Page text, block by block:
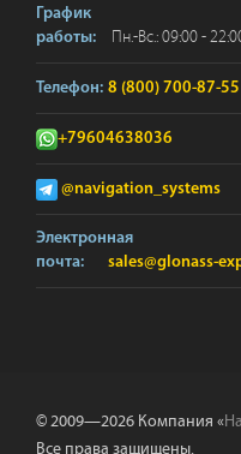
График
работы:
Пн.-Вс.: 09:00 -
Телефон: 8 (800) 700-87-55
+79604638036
@navigation_systems
Электронная
почта:
sales@glonass-
© 2009—2026 Компания «
Все права защищены.